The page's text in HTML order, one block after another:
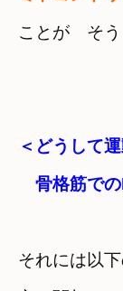
ことが　そ
＜どうして
骨格筋で
それには以